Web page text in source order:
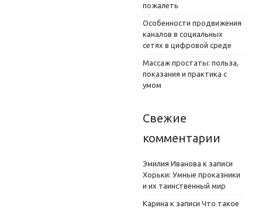
пожалеть
Особенности продвижения
каналов в социальных
сетях в цифровой среде
Массаж простаты: польза,
показания и практика с
умом
Свежие
комментарии
Эмилия Иванова к записи
Хорьки: Умные проказники
и их таинственный мир
Карина к записи Что такое